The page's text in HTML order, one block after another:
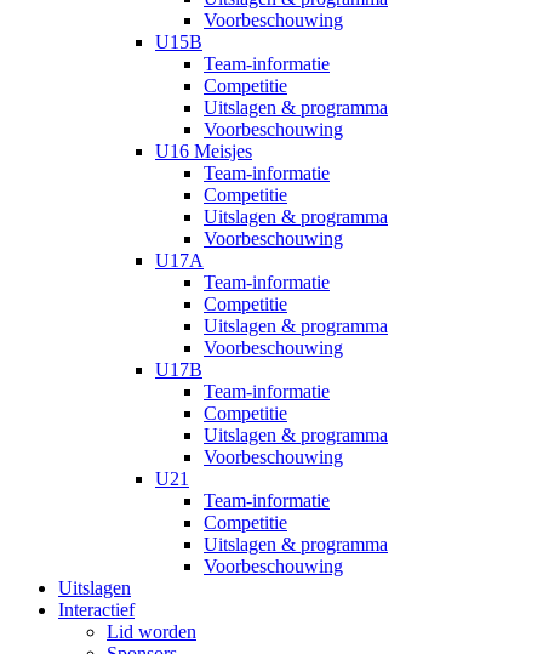
Voorbeschouwing
U15B
Team-informatie
Competitie
Uitslagen & programma
Voorbeschouwing
U16 Meisjes
Team-informatie
Competitie
Uitslagen & programma
Voorbeschouwing
U17A
Team-informatie
Competitie
Uitslagen & programma
Voorbeschouwing
U17B
Team-informatie
Competitie
Uitslagen & programma
Voorbeschouwing
U21
Team-informatie
Competitie
Uitslagen & programma
Voorbeschouwing
Uitslagen
Interactief
Lid worden